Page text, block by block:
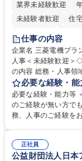
業界未経験歓迎
未経験者歓迎
住
退職金あり
駅近5分以内
土日
仕事の内容
企業名 三菱電機プラントエン
人事＜未経験歓迎＞◇
の内容 総務・人事領
します。 ＜具体的には＞ ・総務/人事労務（給与・社保・勤
・採用・教育研修 ・
採用や教育等の業務
出張もございます。
必要な経験・能
必要な経験・能力等
のご経験が無い方で
務、人事のご経験をお持ちの方（
正社員
公益財団法人日本